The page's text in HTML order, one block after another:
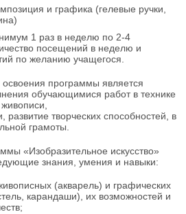
и графика (гелевые ручки,
1 раз в неделю по 2-4
посещений в неделю и
по желанию учащегося.
программы является
обучающимися работ в технике
развитие творческих способностей, в
грамоты.
«Изобразительное искусство»
знания, умения и навыки:
(акварель) и графических
карандаши), их возможностей и